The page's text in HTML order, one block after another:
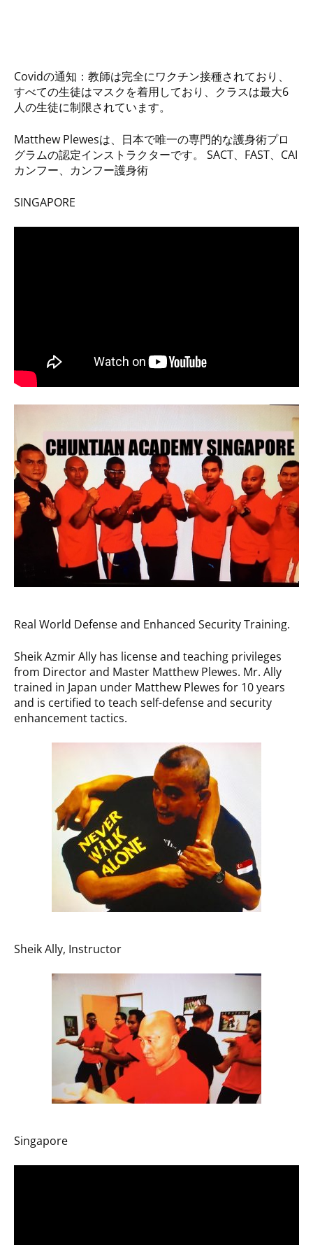
Covidの通知：教師は完全にワクチン接種されており、
すべての生徒はマスクを着用しており、クラスは最大6
人の生徒に制限されています。
Matthew Plewesは、日本で唯一の専門的な護身術プロ
グラムの認定インストラクターです。 SACT、FAST、CAI
カンフー、カンフー護身術
SINGAPORE
Real World Defense and Enhanced Security Training.
Sheik Azmir Ally has license and teaching privileges
from Director and Master Matthew Plewes. Mr. Ally
trained in Japan under Matthew Plewes for 10 years
and is certified to teach self-defense and security
enhancement tactics.
Sheik Ally, Instructor
Singapore